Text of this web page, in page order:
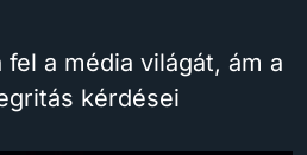
a média világát, ám a
kérdései